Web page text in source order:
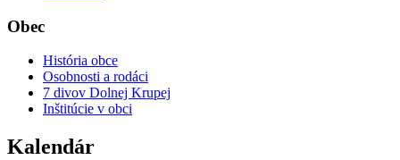
Obec
História obce
Osobnosti a rodáci
7 divov Dolnej Krupej
Inštitúcie v obci
Kalendár